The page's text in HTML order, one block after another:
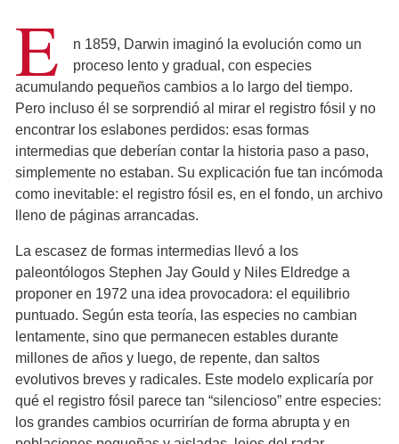
E
n 1859, Darwin imaginó la evolución como un
proceso lento y gradual, con especies
acumulando pequeños cambios a lo largo del tiempo.
Pero incluso él se sorprendió al mirar el registro fósil y no
encontrar los eslabones perdidos: esas formas
intermedias que deberían contar la historia paso a paso,
simplemente no estaban. Su explicación fue tan incómoda
como inevitable: el registro fósil es, en el fondo, un archivo
lleno de páginas arrancadas.
La escasez de formas intermedias llevó a los
paleontólogos Stephen Jay Gould y Niles Eldredge a
proponer en 1972 una idea provocadora: el equilibrio
puntuado. Según esta teoría, las especies no cambian
lentamente, sino que permanecen estables durante
millones de años y luego, de repente, dan saltos
evolutivos breves y radicales. Este modelo explicaría por
qué el registro fósil parece tan “silencioso” entre especies:
los grandes cambios ocurrirían de forma abrupta y en